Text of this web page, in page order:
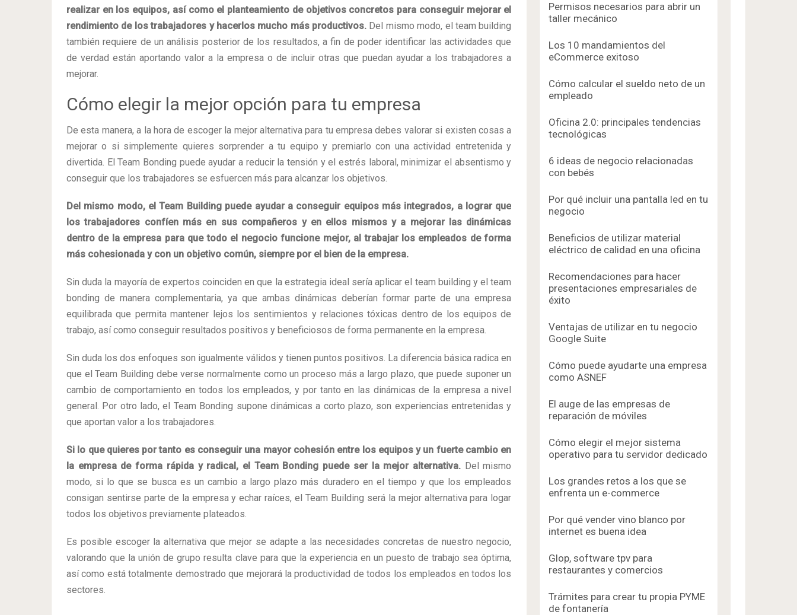
realizar en los equipos, así como el planteamiento de objetivos concretos para conseguir mejorar el
rendimiento de los trabajadores y hacerlos mucho más productivos. Del mismo modo, el team building
también requiere de un análisis posterior de los resultados, a fin de poder identificar las actividades que
de verdad están aportando valor a la empresa o de incluir otras que puedan ayudar a los trabajadores a
mejorar.
Cómo elegir la mejor opción para tu empresa
De esta manera, a la hora de escoger la mejor alternativa para tu empresa debes valorar si existen cosas a
mejorar o si simplemente quieres sorprender a tu equipo y premiarlo con una actividad entretenida y
divertida. El Team Bonding puede ayudar a reducir la tensión y el estrés laboral, minimizar el absentismo y
conseguir que los trabajadores se esfuercen más para alcanzar los objetivos.
Del mismo modo, el Team Building puede ayudar a conseguir equipos más integrados, a lograr que
los trabajadores confíen más en sus compañeros y en ellos mismos y a mejorar las dinámicas
dentro de la empresa para que todo el negocio funcione mejor, al trabajar los empleados de forma
más cohesionada y con un objetivo común, siempre por el bien de la empresa.
Sin duda la mayoría de expertos coinciden en que la estrategia ideal sería aplicar el team building y el team
bonding de manera complementaria, ya que ambas dinámicas deberían formar parte de una empresa
equilibrada que permita mantener lejos los sentimientos y relaciones tóxicas dentro de los equipos de
trabajo, así como conseguir resultados positivos y beneficiosos de forma permanente en la empresa.
Sin duda los dos enfoques son igualmente válidos y tienen puntos positivos. La diferencia básica radica en
que el Team Building debe verse normalmente como un proceso más a largo plazo, que puede suponer un
cambio de comportamiento en todos los empleados, y por tanto en las dinámicas de la empresa a nivel
general. Por otro lado, el Team Bonding supone dinámicas a corto plazo, son experiencias entretenidas y
que aportan valor a los trabajadores.
Si lo que quieres por tanto es conseguir una mayor cohesión entre los equipos y un fuerte cambio en
la empresa de forma rápida y radical, el Team Bonding puede ser la mejor alternativa.Del mismo
modo, si lo que se busca es un cambio a largo plazo más duradero en el tiempo y que los empleados
consigan sentirse parte de la empresa y echar raíces, el Team Building será la mejor alternativa para logar
todos los objetivos previamente plateados.
Es posible escoger la alternativa que mejor se adapte a las necesidades concretas de nuestro negocio,
valorando que la unión de grupo resulta clave para que la experiencia en un puesto de trabajo sea óptima,
así como está totalmente demostrado que mejorará la productividad de todos los empleados en todos los
sectores.
Permisos necesarios para abrir un
taller mecánico
Los 10 mandamientos del
eCommerce exitoso
Cómo calcular el sueldo neto de un
empleado
Oficina 2.0: principales tendencias
tecnológicas
6 ideas de negocio relacionadas
con bebés
Por qué incluir una pantalla led en tu
negocio
Beneficios de utilizar material
eléctrico de calidad en una oficina
Recomendaciones para hacer
presentaciones empresariales de
éxito
Ventajas de utilizar en tu negocio
Google Suite
Cómo puede ayudarte una empresa
como ASNEF
El auge de las empresas de
reparación de móviles
Cómo elegir el mejor sistema
operativo para tu servidor dedicado
Los grandes retos a los que se
enfrenta un e-commerce
Por qué vender vino blanco por
internet es buena idea
Glop, software tpv para
restaurantes y comercios
Trámites para crear tu propia PYME
de fontanería